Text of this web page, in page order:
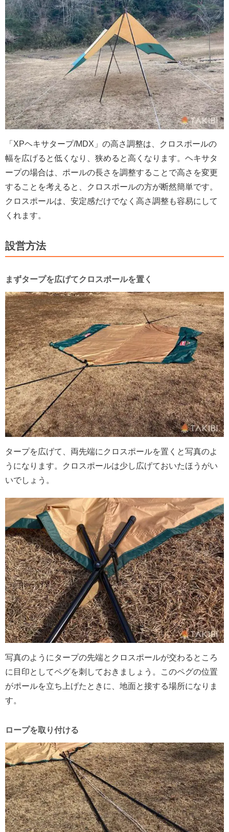
「XPヘキサタープ/MDX」の高さ調整は、クロスポールの
幅を広げると低くなり、狭めると高くなります。ヘキサタ
ープの場合は、ポールの長さを調整することで高さを変更
することを考えると、クロスポールの方が断然簡単です。
クロスポールは、安定感だけでなく高さ調整も容易にして
くれます。
設営方法
まずタープを広げてクロスポールを置く
タープを広げて、両先端にクロスポールを置くと写真のよ
うになります。クロスポールは少し広げておいたほうがい
いでしょう。
写真のようにタープの先端とクロスポールが交わるところ
に目印としてペグを刺しておきましょう。このペグの位置
がポールを立ち上げたときに、地面と接する場所になりま
す。
ロープを取り付ける